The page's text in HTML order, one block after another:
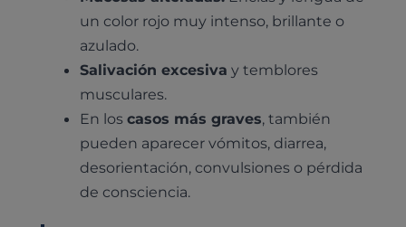
un color rojo muy intenso, brillante o
azulado.
Salivación excesiva y temblores
musculares.
En loscasos más graves, también
pueden aparecer vómitos, diarrea,
desorientación, convulsiones o pérdida
de consciencia.